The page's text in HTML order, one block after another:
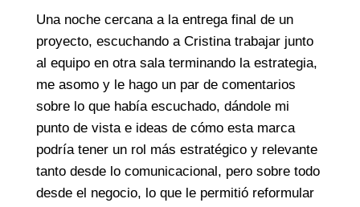
Una noche cercana a la entrega final de un
proyecto, escuchando a Cristina trabajar junto
al equipo en otra sala terminando la estrategia,
me asomo y le hago un par de comentarios
sobre lo que había escuchado, dándole mi
punto de vista e ideas de cómo esta marca
podría tener un rol más estratégico y relevante
tanto desde lo comunicacional, pero sobre todo
desde el negocio, lo que le permitió reformular